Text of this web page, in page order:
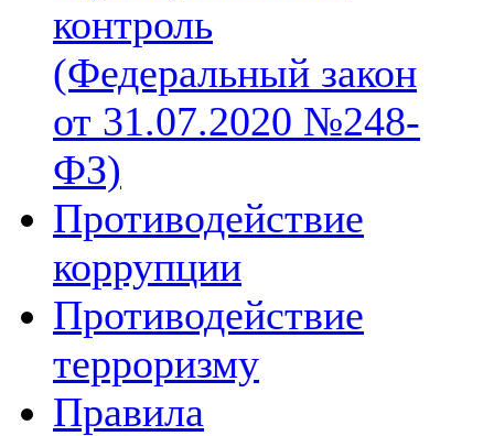
контроль
(Федеральный закон
от 31.07.2020 №248-
ФЗ)
Противодействие
коррупции
Противодействие
терроризму
Правила